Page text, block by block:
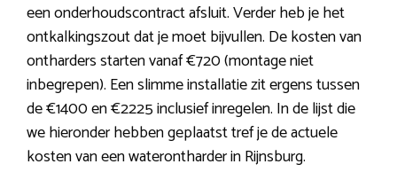
een onderhoudscontract afsluit. Verder heb je het
ontkalkingszout dat je moet bijvullen. De kosten van
ontharders starten vanaf €720 (montage niet
inbegrepen). Een slimme installatie zit ergens tussen
de €1400 en €2225 inclusief inregelen. In de lijst die
we hieronder hebben geplaatst tref je de actuele
kosten van een waterontharder in Rijnsburg.